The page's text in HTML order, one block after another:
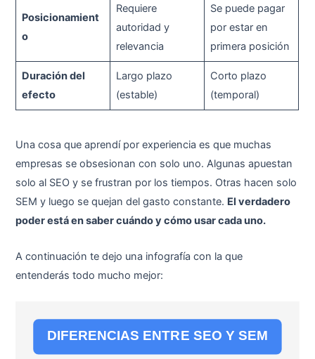
Posicionamient
o
Requiere
autoridad y
relevancia
Se puede pagar
por estar en
primera posición
Duración del
efecto
Largo plazo
(estable)
Corto plazo
(temporal)
Una cosa que aprendí por experiencia es que muchas
empresas se obsesionan con solo uno. Algunas apuestan
solo al SEO y se frustran por los tiempos. Otras hacen solo
SEM y luego se quejan del gasto constante. El verdadero
poder está en saber cuándo y cómo usar cada uno.
A continuación te dejo una infografía con la que
entenderás todo mucho mejor: